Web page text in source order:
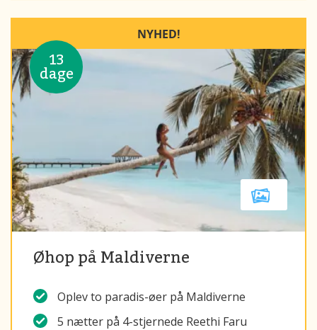
13
dage
NYHED!
Øhop på Maldiverne
Oplev to paradis-øer på Maldiverne
5 nætter på 4-stjernede Reethi Faru